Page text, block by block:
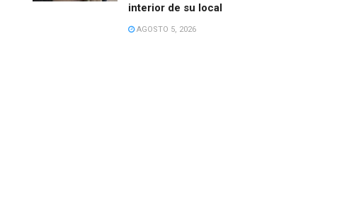
interior de su local
AGOSTO 5, 2026